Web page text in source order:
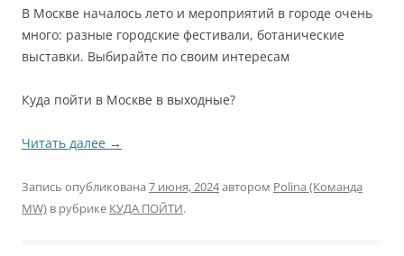
В Москве началось лето и мероприятий в городе очень
много: разные городские фестивали, ботанические
выставки. Выбирайте по своим интересам
Куда пойти в Москве в выходные?
Читать далее →
Запись опубликована 7 июня, 2024автором Polina (Команда
MW) в рубрике КУДА ПОЙТИ.